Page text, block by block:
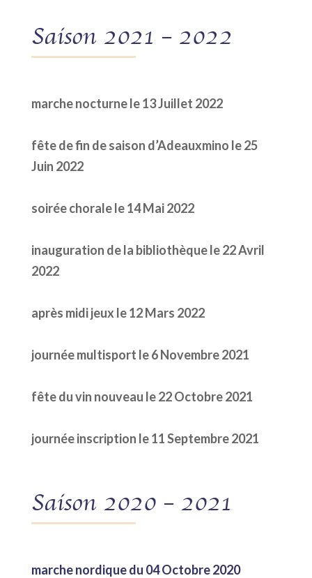
Saison 2021 – 2022
marche nocturne le 13 Juillet 2022
fête de fin de saison d’Adeauxmino le 25
Juin 2022
soirée chorale le 14 Mai 2022
inauguration de la bibliothèque le 22 Avril
2022
après midi jeux le 12 Mars 2022
journée multisport le 6 Novembre 2021
fête du vin nouveau le 22 Octobre 2021
journée inscription le 11 Septembre 2021
Saison 2020 – 2021
marche nordique du 04 Octobre 2020